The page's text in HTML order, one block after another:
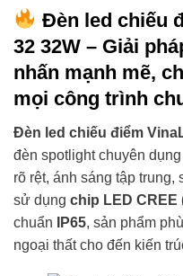
Đèn led chiếu
32 32W – Giải
nhấn mạnh mẽ,
mọi công trình
Đèn led chiếu điểm
đèn spotlight chuyên
rõ rệt, ánh sáng tập trung,
sử dụng chip LED CREE
chuẩn
IP65, sản phẩm
ngoại thất cho đến kiến